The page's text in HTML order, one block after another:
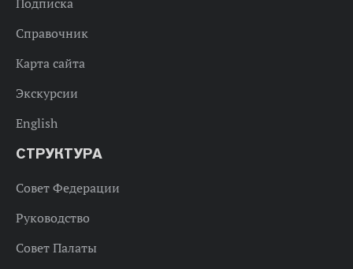
Подписка
Справочник
Карта сайта
Экскурсии
English
СТРУКТУРА
Совет Федерации
Руководство
Совет Палаты